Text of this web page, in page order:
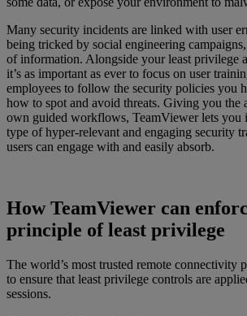
Many security incidents are linked with user
being tricked by social engineering
of information. Alongside your least privilege
it’s as important as ever to focus on user
employees to follow the security policies you
how to spot and avoid threats. Giving you the
own guided workflows, TeamViewer lets you
type of hyper-relevant and engaging security
users can engage with and easily absorb.
How TeamViewer can
principle of least privilege
The world’s most trusted remote connectivity
to ensure that least privilege controls are
sessions.